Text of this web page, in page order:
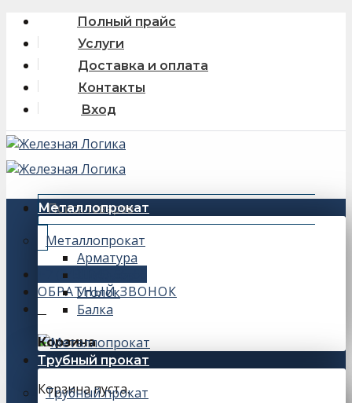
Skip
content
Полный прайс
Услуги
Доставка и оплата
Контакты
Вход
Искать:
+7 (343) 243-56-66
ОБРАТНЫЙ ЗВОНОК
Корзина
Корзина пуста.
Металлопрокат
Металлопрокат
Арматура
Уголок
Балка
Трубный прокат
Трубный прокат